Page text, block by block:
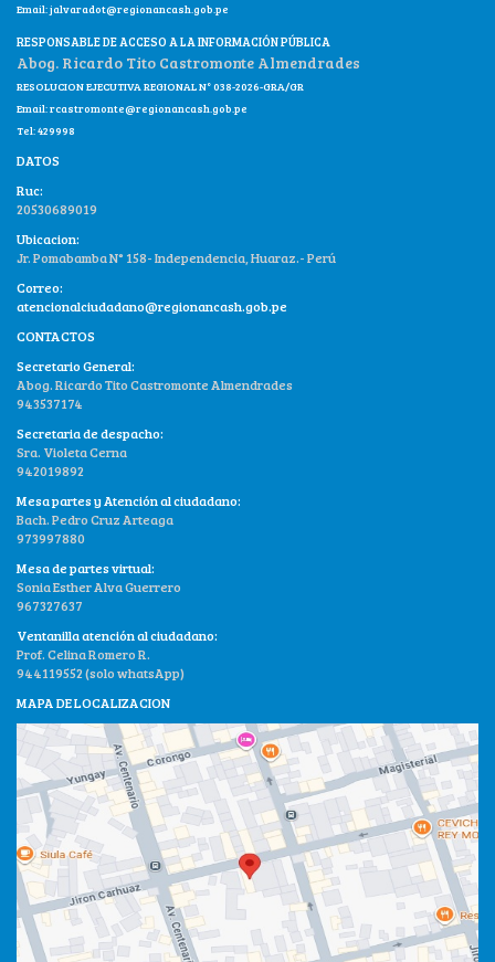
Email:jalvaradot@regionancash.gob.pe
RESPONSABLE DE ACCESO A LA INFORMACIÓN PÚBLICA
Abog. Ricardo Tito Castromonte Almendrades
RESOLUCION EJECUTIVA REGIONAL N° 038-2026-GRA/GR
Email:rcastromonte@regionancash.gob.pe
Tel: 429998
DATOS
Ruc:
20530689019
Ubicacion:
Jr. Pomabamba N° 158- Independencia, Huaraz.- Perú
Correo:
atencionalciudadano@regionancash.gob.pe
CONTACTOS
Secretario General:
Abog. Ricardo Tito Castromonte Almendrades
943537174
Secretaria de despacho:
Sra. Violeta Cerna
942019892
Mesa partes y Atención al ciudadano:
Bach. Pedro Cruz Arteaga
973997880
Mesa de partes virtual:
Sonia Esther Alva Guerrero
967327637
Ventanilla atención al ciudadano:
Prof. Celina Romero R.
944119552 (solo whatsApp)
MAPA DE LOCALIZACION